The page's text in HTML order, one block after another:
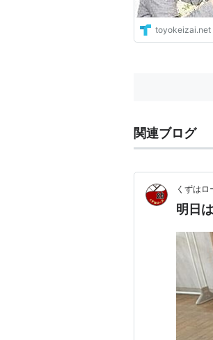
toyokeizai.net
関連ブログ
くずは
明日